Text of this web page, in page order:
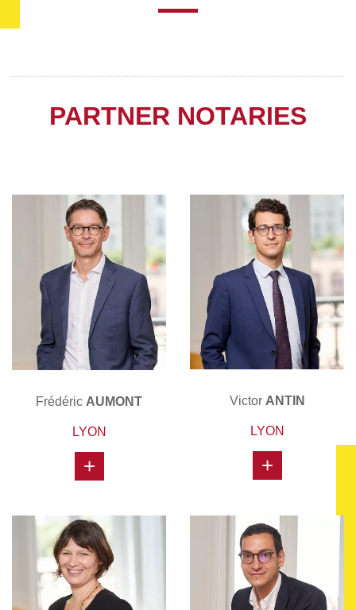
PARTNER NOTARIES
Frédéric AUMONT
LYON
+
Victor ANTIN
LYON
+